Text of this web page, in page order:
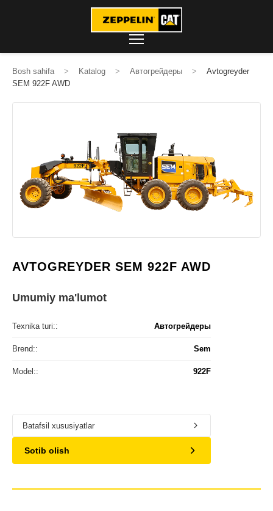
Bosh sahifa > Katalog > Автогрейдеры >
Avtogreyder
SEM 922F AWD
AVTOGREYDER SEM 922F AWD
Umumiy ma'lumot
Texnika turi:: Автогрейдеры
Brend:: Sem
Model:: 922F
Batafsil xususiyatlar
Sotib olish